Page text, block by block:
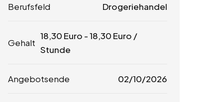
Berufsfeld Drogeriehandel
Gehalt
18,30 Euro -18,30 Euro /
Stunde
Angebotsende 02/10/2026